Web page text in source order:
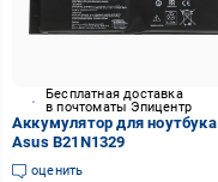
Бесплатная доставка
в почтоматы Эпицентр
Аккумулятор для ноутбука
Asus B21N1329
оценить